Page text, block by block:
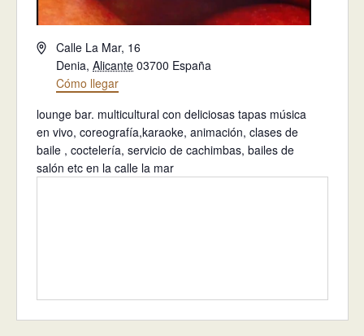
Dirección
Calle La Mar, 16
Denia, Alicante 03700 España
Cómo llegar
lounge bar. multicultural con deliciosas tapas música
en vivo, coreografía,karaoke, animación, clases de
baile , coctelería, servicio de cachimbas, bailes de
salón etc en la calle la mar